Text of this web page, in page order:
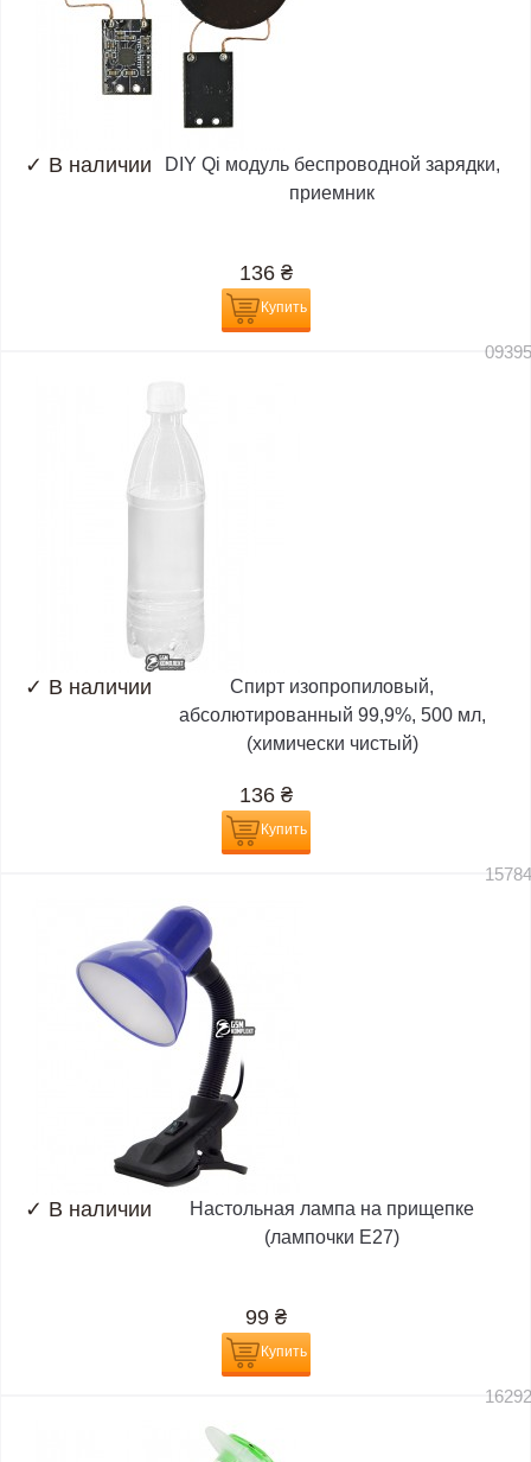
✓ В наличии
DIY Qi модуль беспроводной зарядки,
приемник
136 ₴
Купить
✓ В наличии
Спирт изопропиловый,
абсолютированный 99,9%, 500 мл,
(химически чистый)
136 ₴
Купить
✓ В наличии
Настольная лампа на прищепке
(лампочки E27)
99 ₴
Купить